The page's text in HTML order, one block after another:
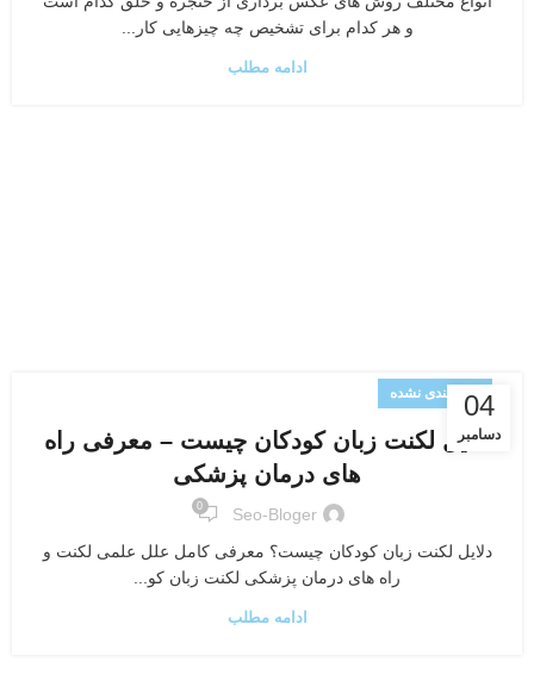
و هر کدام برای تشخیص چه چیزهایی کار...
ادامه مطلب
04
دسامبر
دسته‌بندی نشده
دلایل لکنت زبان کودکان چیست – معرفی راه
های درمان پزشکی
Seo-Bloger
0
دلایل لکنت زبان کودکان چیست؟ معرفی کامل علل علمی لکنت و
راه های درمان پزشکی لکنت زبان کو...
ادامه مطلب